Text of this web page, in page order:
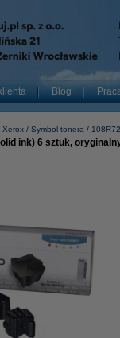
Blog
Xerox Symbol tonera
ink) 6 sztuk,